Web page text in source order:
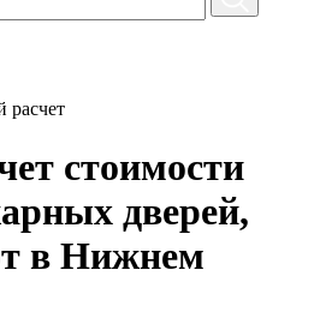
расчет
стоимости
дверей,
в Нижнем